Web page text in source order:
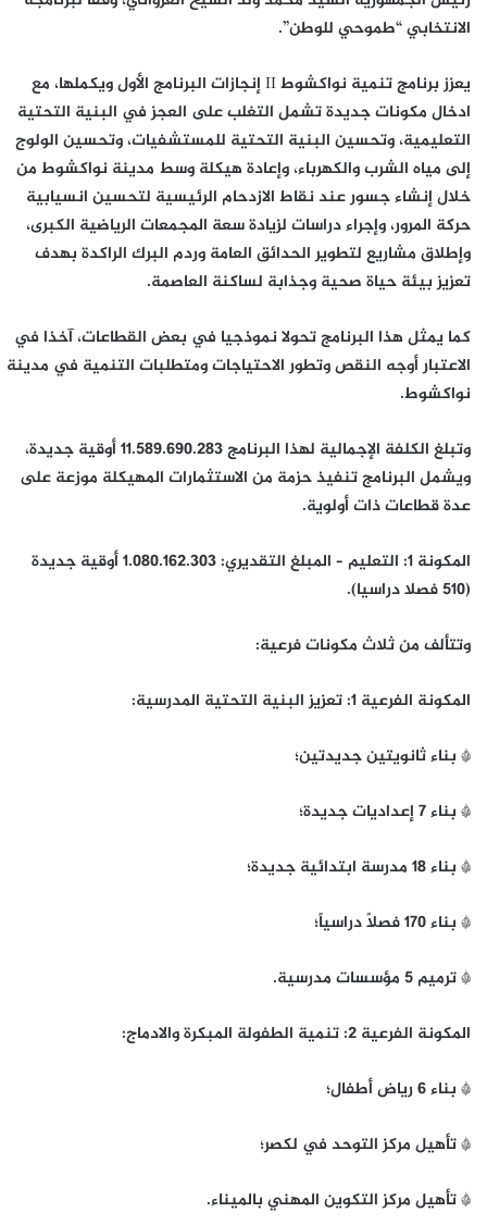
الانتخابي “طموحي للوطن”.
يعزز برنامج تنمية نواكشوط II إنجازات البرنامج الأول ويكملها، مع
ادخال مكونات جديدة تشمل التغلب على العجز في البنية التحتية
التعليمية، وتحسين البنية التحتية للمستشفيات، وتحسين الولوج
إلى مياه الشرب والكهرباء، وإعادة هيكلة وسط مدينة نواكشوط من
خلال إنشاء جسور عند نقاط الازدحام الرئيسية لتحسين انسيابية
حركة المرور، وإجراء دراسات لزيادة سعة المجمعات الرياضية الكبرى،
وإطلاق مشاريع لتطوير الحدائق العامة وردم البرك الراكدة بهدف
تعزيز بيئة حياة صحية وجذابة لساكنة العاصمة.
كما يمثل هذا البرنامج تحولا نموذجيا في بعض القطاعات، آخذا في
الاعتبار أوجه النقص وتطور الاحتياجات ومتطلبات التنمية في مدينة
نواكشوط.
وتبلغ الكلفة الإجمالية لهذا البرنامج 11.589.690.283 أوقية جديدة،
ويشمل البرنامج تنفيذ حزمة من الاستثمارات المهيكلة موزعة على
عدة قطاعات ذات أولوية.
المكونة 1: التعليم – المبلغ التقديري: 1.080.162.303 أوقية جديدة
(510 فصلا دراسيا).
وتتألف من ثلاث مكونات فرعية:
المكونة الفرعية 1: تعزيز البنية التحتية المدرسية:
* بناء ثانويتين جديدتين؛
* بناء 7 إعداديات جديدة؛
* بناء 18 مدرسة ابتدائية جديدة؛
* بناء 170 فصلاً دراسياً؛
* ترميم 5 مؤسسات مدرسية.
المكونة الفرعية 2: تنمية الطفولة المبكرة والادماج:
* بناء 6 رياض أطفال؛
* تأهيل مركز التوحد في لكصر؛
* تأهيل مركز التكوين المهني بالميناء.